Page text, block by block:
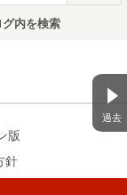
過去
内を検索
版
針